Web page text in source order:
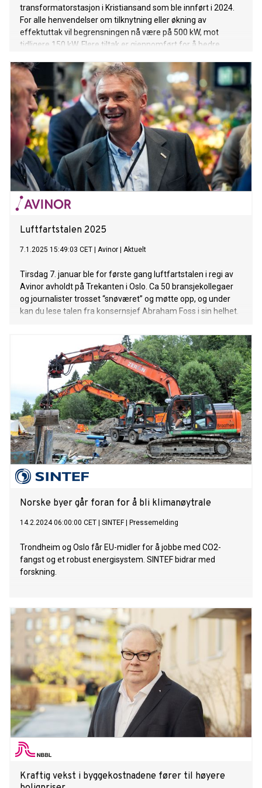
transformatorstasjon i Kristiansand som ble innført i 2024.
For alle henvendelser om tilknytning eller økning av
effektuttak vil begrensningen nå være på 500 kW, mot
tidligere 150 kW. Flere tiltak er gjennomført for å bedre
Luftfartstalen 2025
7.1.2025 15:49:03 CET Avinor Aktuelt
Tirsdag 7. januar ble for første gang luftfartstalen i regi av
Avinor avholdt på Trekanten i Oslo. Ca 50 bransjekollegaer
og journalister trosset “snøværet” og møtte opp, og under
kan du lese talen fra konsernsjef Abraham Foss i sin helhet.
Norske byer går foran for å bli klimanøytrale
14.2.2024 06:00:00 CET SINTEF| Pressemelding
Trondheim og Oslo får EU-midler for å jobbe med CO2-
fangst og et robust energisystem. SINTEF bidrar med
forskning.
Kraftig vekst i byggekostnadene fører til høyere